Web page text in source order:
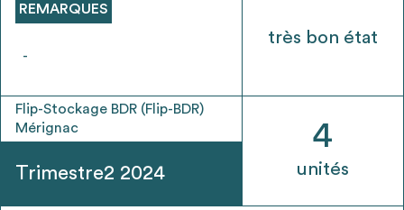
REMARQUES
-
Flip-Stockage BDR (Flip-BDR)
Mérignac
Trimestre2 2024
très bon état
4
unités